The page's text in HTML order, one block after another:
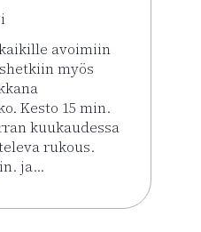
2.6.–7.8.
avoimiin
myös
Kesto 15 min.
kuukaudessa
rukous.
ja…
Kesän